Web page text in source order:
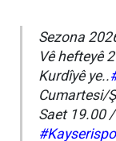
Sezona
Vê hefteyê
Kurdîyê ye..
Cumartesi/
Saet 19.00 /